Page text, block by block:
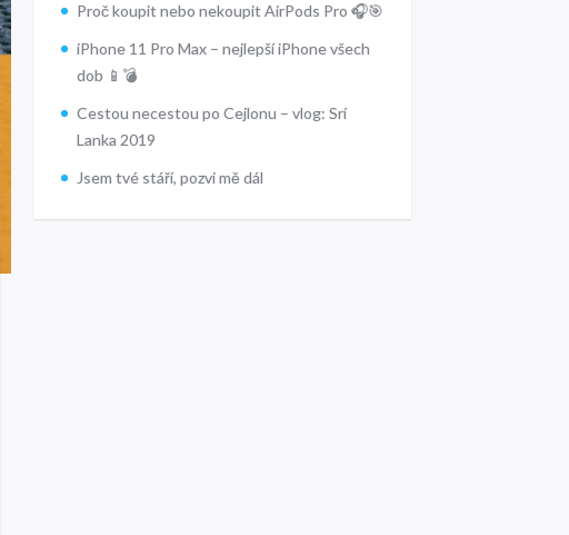
Proč koupit nebo nekoupit AirPods Pro 🎧🎯
iPhone 11 Pro Max – nejlepší iPhone všech
dob 📱💣
Cestou necestou po Cejlonu – vlog: Srí
Lanka 2019
Jsem tvé stáří, pozvi mě dál